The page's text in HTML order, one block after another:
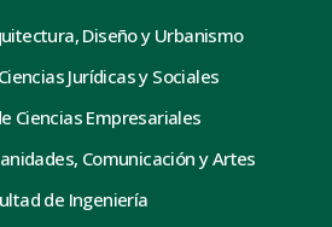
Diseño y Urbanismo
Jurídicas y Sociales
Ciencias Empresariales
Comunicación y Artes
de Ingeniería